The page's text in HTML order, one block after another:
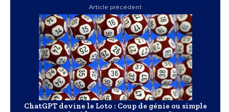
Article précédent
ChatGPT devine le Loto : Coup de génie ou simple